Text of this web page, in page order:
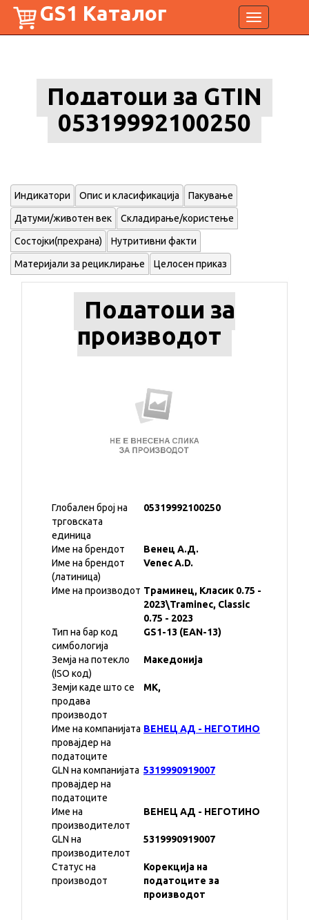
Toggle
navigation
GS1 Каталог
Податоци за GTIN
05319992100250
Индикатори Опис и класификација Пакување
Датуми/животен век Складирање/користење
Состојки(прехрана) Нутритивни факти
Материјали за рециклирање Целосен приказ
Податоци за
производот
Глобален број на
трговската
единица
05319992100250
Име на брендот
Венец А.Д.
Име на брендот
(латиница)
Venec A.D.
Име на производот Траминец, Класик 0.75 -
2023\Traminec, Classic
0.75 - 2023
Тип на бар код
симбологија
GS1-13 (EAN-13)
Земја на потекло
(ISO код)
Македонија
Земји каде што се
продава
производот
MK,
Име на компанијата
провајдер на
податоците
ВЕНЕЦ АД - НЕГОТИНО
GLN на компанијата
провајдер на
податоците
5319990919007
Име на
производителот
ВЕНЕЦ АД - НЕГОТИНО
GLN на
производителот
5319990919007
Статус на
производот
Корекција на
податоците за
производот